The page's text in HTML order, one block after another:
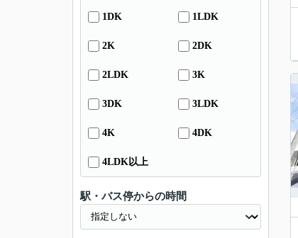
1DK 1LDK
2K 2DK
2LDK 3K
3DK 3LDK
4K 4DK
4LDK以上
駅・バス停からの時間